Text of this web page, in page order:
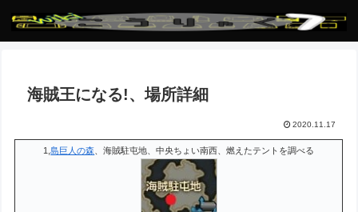
海賊王になる!、場所詳細
2020.11.17
1,島巨人の森 、海賊駐屯地、中央ちょい南西、燃えたテントを調べる